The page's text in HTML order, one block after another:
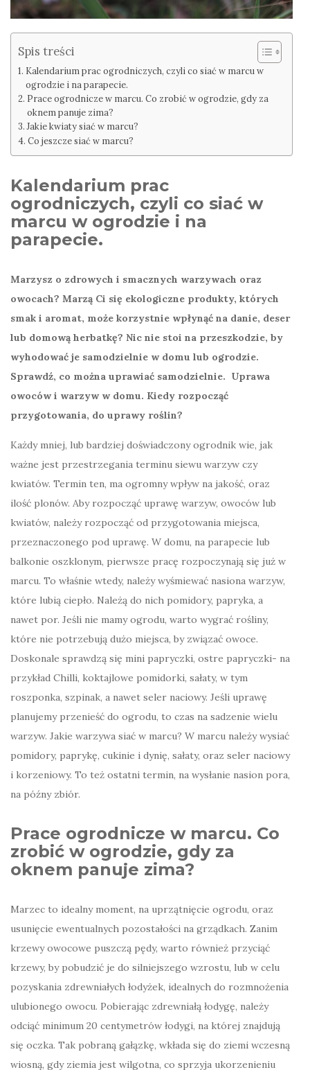
Spis treści
Kalendarium prac ogrodniczych, czyli co siać w marcu w
ogrodzie i na parapecie.
Prace ogrodnicze w marcu. Co zrobić w ogrodzie, gdy za
oknem panuje zima?
Jakie kwiaty siać w marcu?
Co jeszcze siać w marcu?
Kalendarium prac
ogrodniczych, czyli co siać w
marcu w ogrodzie i na
parapecie.
Marzysz o zdrowych i smacznych warzywach oraz
owocach? Marzą Ci się ekologiczne produkty, których
smak i aromat, może korzystnie wpłynąć na danie, deser
lub domową herbatkę? Nic nie stoi na przeszkodzie, by
wyhodować je samodzielnie w domu lub ogrodzie.
Sprawdź, co można uprawiać samodzielnie. Uprawa
owoców i warzyw w domu. Kiedy rozpocząć
przygotowania, do uprawy roślin?
Każdy mniej, lub bardziej doświadczony ogrodnik wie, jak
ważne jest przestrzegania terminu siewu warzyw czy
kwiatów. Termin ten, ma ogromny wpływ na jakość, oraz
ilość plonów. Aby rozpocząć uprawę warzyw, owoców lub
kwiatów, należy rozpocząć od przygotowania miejsca,
przeznaczonego pod uprawę. W domu, na parapecie lub
balkonie oszklonym, pierwsze pracę rozpoczynają się już w
marcu. To właśnie wtedy, należy wyśmiewać nasiona warzyw,
które lubią ciepło. Należą do nich pomidory, papryka, a
nawet por. Jeśli nie mamy ogrodu, warto wygrać rośliny,
które nie potrzebują dużo miejsca, by związać owoce.
Doskonale sprawdzą się mini papryczki, ostre papryczki- na
przykład Chilli, koktajlowe pomidorki, sałaty, w tym
roszponka, szpinak, a nawet seler naciowy. Jeśli uprawę
planujemy przenieść do ogrodu, to czas na sadzenie wielu
warzyw. Jakie warzywa siać w marcu? W marcu należy wysiać
pomidory, paprykę, cukinie i dynię, sałaty, oraz seler naciowy
i korzeniowy. To też ostatni termin, na wysłanie nasion pora,
na późny zbiór.
Prace ogrodnicze w marcu. Co
zrobić w ogrodzie, gdy za
oknem panuje zima?
Marzec to idealny moment, na uprzątnięcie ogrodu, oraz
usunięcie ewentualnych pozostałości na grządkach. Zanim
krzewy owocowe puszczą pędy, warto również przyciąć
krzewy, by pobudzić je do silniejszego wzrostu, lub w celu
pozyskania zdrewniałych łodyżek, idealnych do rozmnożenia
ulubionego owocu. Pobierając zdrewniałą łodygę, należy
odciąć minimum 20 centymetrów łodygi, na której znajdują
się oczka. Tak pobraną gałązkę, wkłada się do ziemi wczesną
wiosną, gdy ziemia jest wilgotna, co sprzyja ukorzenieniu